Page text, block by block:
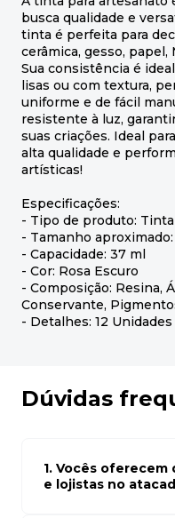
busca qualidade e
tinta é perfeita para
cerâmica, gesso,
Sua consistência é
lisas ou com textura,
uniforme e de fácil
resistente à luz,
suas criações. Ideal
alta qualidade e
artísticas!
Especificações:
- Tipo de produto:
- Tamanho aproximado:
- Capacidade: 37 ml
- Cor: Rosa Escuro
- Composição: Resina,
Conservante,
- Detalhes: 12 Unidades
Dúvidas
1. Vocês
e lojistas no